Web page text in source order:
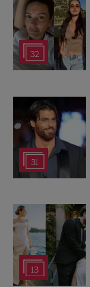
32
31
13